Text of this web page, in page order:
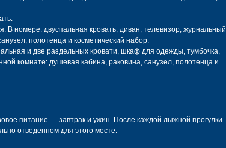
В номере: двуспальная кровать, диван, телевизор, журнальный
полотенца и косметический набор.
и две раздельных кровати, шкаф для одежды, тумбочка,
комнате: душевая кабина, раковина, санузел, полотенца и
питание — завтрак и ужин. После каждой лыжной прогулки
отведенном для этого месте.